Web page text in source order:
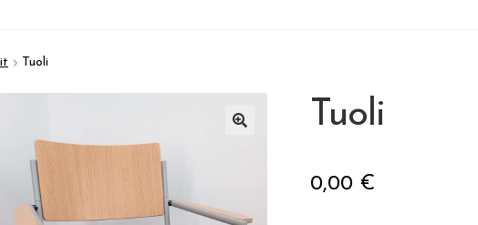
Tuoli
Tuoli
0,00 €